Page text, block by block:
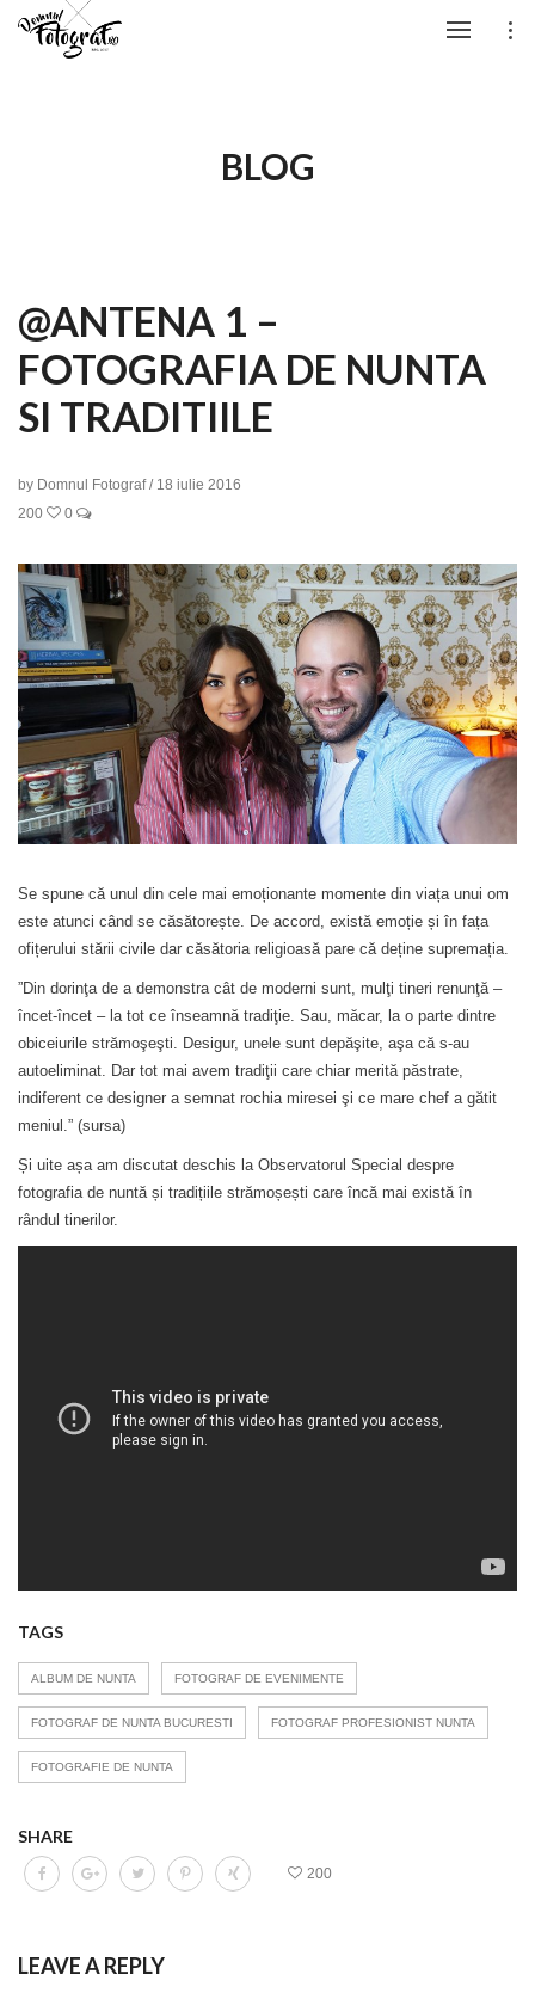
BLOG
@ANTENA 1 –
FOTOGRAFIA DE NUNTA
SI TRADITIILE
by Domnul Fotograf/ 18 iulie 2016
200
0
Se spune că unul din cele mai emoționante momente din viața unui om
este atunci când se căsătorește. De accord, există emoție și în fața
ofițerului stării civile dar căsătoria religioasă pare că deține supremația.
”Din dorinţa de a demonstra cât de moderni sunt, mulţi tineri renunţă –
încet-încet – la tot ce înseamnă tradiţie. Sau, măcar, la o parte dintre
obiceiurile strămoşeşti. Desigur, unele sunt depăşite, aşa că s-au
autoeliminat. Dar tot mai avem tradiţii care chiar merită păstrate,
indiferent ce designer a semnat rochia miresei şi ce mare chef a gătit
meniul.” (sursa)
Și uite așa am discutat deschis la Observatorul Special despre
fotografia de nuntă și tradițiile strămoșești care încă mai există în
rândul tinerilor.
TAGS
ALBUM DE NUNTA FOTOGRAF DE EVENIMENTE
FOTOGRAF DE NUNTA BUCURESTI FOTOGRAF PROFESIONIST NUNTA
FOTOGRAFIE DE NUNTA
SHARE
200
LEAVE A REPLY